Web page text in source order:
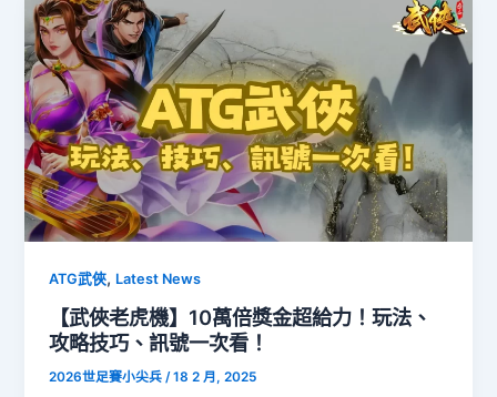
ATG武俠, Latest News
【武俠老虎機】10萬倍獎金超給力！玩法、
攻略技巧、訊號一次看！
2026世足賽小尖兵/18 2 月, 2025